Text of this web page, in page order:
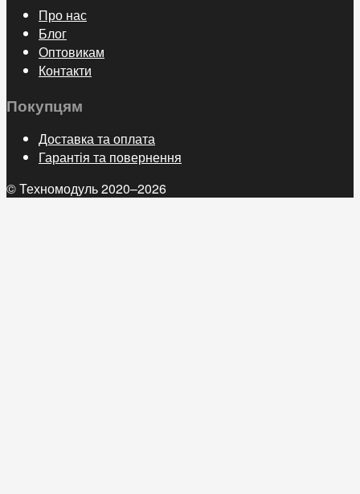
Про нас
Блог
Оптовикам
Контакти
Покупцям
Доставка та оплата
Гарантія та повернення
© Техномодуль 2020–2026